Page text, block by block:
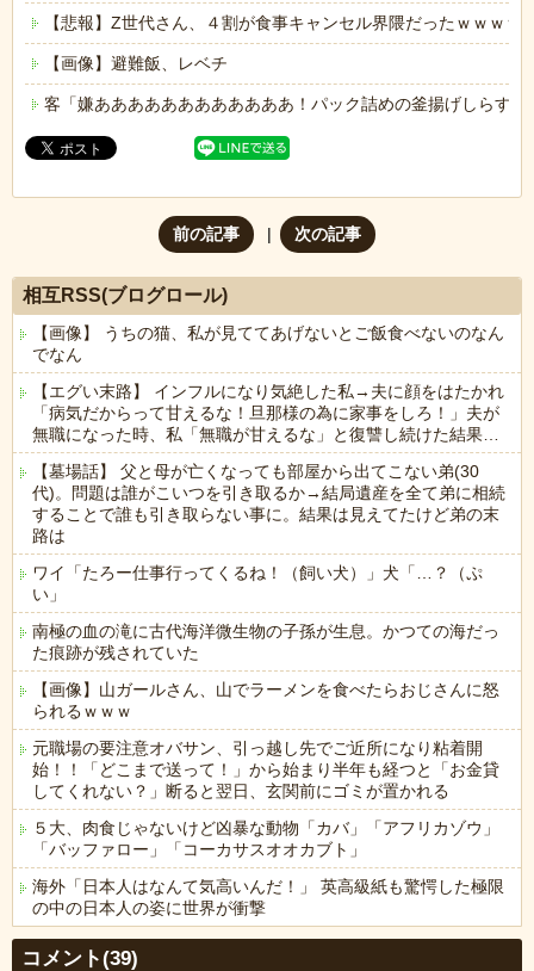
【悲報】Z世代さん、４割が食事キャンセル界隈だったｗｗｗｗ
【画像】避難飯、レベチ
客「嫌ああああああああああああ！パック詰めの釜揚げしらす
前の記事 次の記事
相互RSS(ブログロール)
【画像】 うちの猫、私が見ててあげないとご飯食べないのなん
でなん
【エグい末路】 インフルになり気絶した私→夫に顔をはたかれ
「病気だからって甘えるな！旦那様の為に家事をしろ！」夫が
無職になった時、私「無職が甘えるな」と復讐し続けた結果…
【墓場話】 父と母が亡くなっても部屋から出てこない弟(30
代)。問題は誰がこいつを引き取るか→結局遺産を全て弟に相続
することで誰も引き取らない事に。結果は見えてたけど弟の末
路は
ワイ「たろー仕事行ってくるね！（飼い犬）」犬「…？（ぷ
い」
南極の血の滝に古代海洋微生物の子孫が生息。かつての海だっ
た痕跡が残されていた
【画像】山ガールさん、山でラーメンを食べたらおじさんに怒
られるｗｗｗ
元職場の要注意オバサン、引っ越し先でご近所になり粘着開
始！！「どこまで送って！」から始まり半年も経つと「お金貸
してくれない？」断ると翌日、玄関前にゴミが置かれる
５大、肉食じゃないけど凶暴な動物「カバ」「アフリカゾウ」
「バッファロー」「コーカサスオオカブト」
海外「日本人はなんて気高いんだ！」 英高級紙も驚愕した極限
の中の日本人の姿に世界が衝撃
Powered by livedoor 相互RSS
コメント(39)